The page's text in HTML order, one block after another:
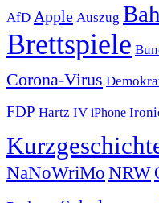
AfD Apple Auszug
Brettspiele
Corona-Virus
FDP Hartz IV iPhone
NaNoWriMo NRW